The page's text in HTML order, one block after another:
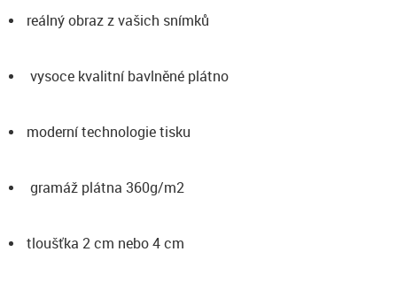
reálný obraz z vašich snímků
vysoce kvalitní bavlněné plátno
moderní technologie tisku
gramáž plátna 360g/m2
tloušťka 2 cm nebo 4 cm